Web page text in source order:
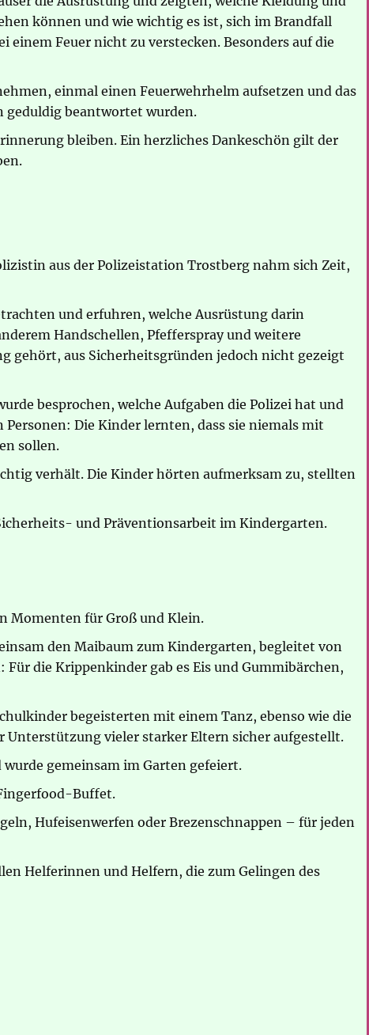
können und wie wichtig es ist, sich im Brandfall
Feuer nicht zu verstecken. Besonders auf die
einmal einen Feuerwehrhelm aufsetzen und das
geduldig beantwortet wurden.
bleiben. Ein herzliches Dankeschön gilt der
aus der Polizeistation Trostberg nahm sich Zeit,
und erfuhren, welche Ausrüstung darin
Handschellen, Pfefferspray und weitere
gehört, aus Sicherheitsgründen jedoch nicht gezeigt
besprochen, welche Aufgaben die Polizei hat und
Die Kinder lernten, dass sie niemals mit
sollen.
verhält. Die Kinder hörten aufmerksam zu, stellten
und Präventionsarbeit im Kindergarten.
Momenten für Groß und Klein.
den Maibaum zum Kindergarten, begleitet von
die Krippenkinder gab es Eis und Gummibärchen,
begeisterten mit einem Tanz, ebenso wie die
vieler starker Eltern sicher aufgestellt.
gemeinsam im Garten gefeiert.
Buffet.
Hufeisenwerfen oder Brezenschnappen – für jeden
Helferinnen und Helfern, die zum Gelingen des